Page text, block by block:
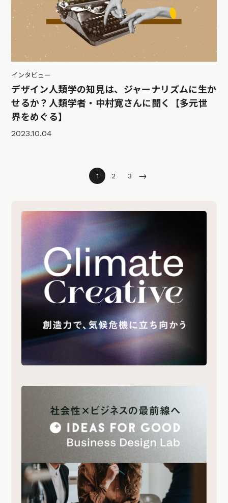
インタビュー
デザイン人類学の知見は、ジャーナリズムに生か
せるか？人類学者・中村寛さんに聞く【多元世
界をめぐる】
2023.10.04
1 2 3 →